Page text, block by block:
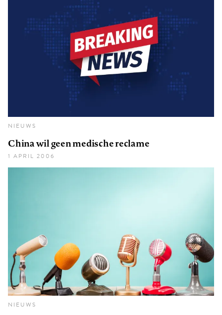
NIEUWS
China wil geen medische reclame
1 APRIL 2006
NIEUWS